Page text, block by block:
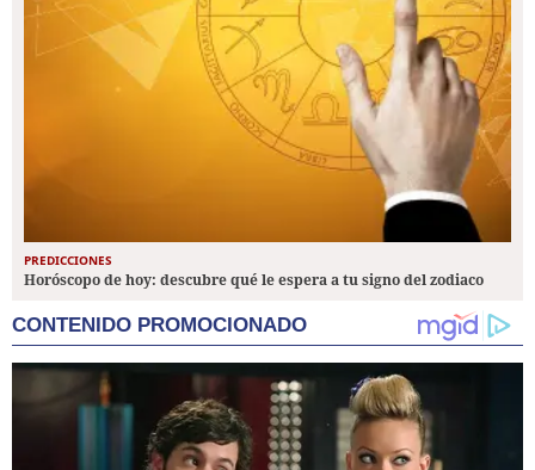
PREDICCIONES
Horóscopo de hoy: descubre qué le espera a tu signo del zodiaco
CONTENIDO PROMOCIONADO